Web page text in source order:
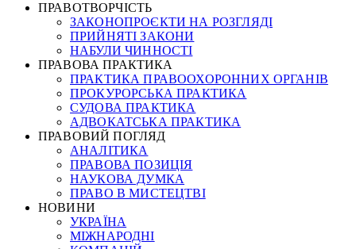
ПРАВОТВОРЧІСТЬ
ЗАКОНОПРОЄКТИ НА РОЗГЛЯДІ
ПРИЙНЯТІ ЗАКОНИ
НАБУЛИ ЧИННОСТІ
ПРАВОВА ПРАКТИКА
ПРАКТИКА ПРАВООХОРОННИХ ОРГАНІВ
ПРОКУРОРСЬКА ПРАКТИКА
СУДОВА ПРАКТИКА
АДВОКАТСЬКА ПРАКТИКА
ПРАВОВИЙ ПОГЛЯД
АНАЛІТИКА
ПРАВОВА ПОЗИЦІЯ
НАУКОВА ДУМКА
ПРАВО В МИСТЕЦТВІ
НОВИНИ
УКРАЇНА
МІЖНАРОДНІ